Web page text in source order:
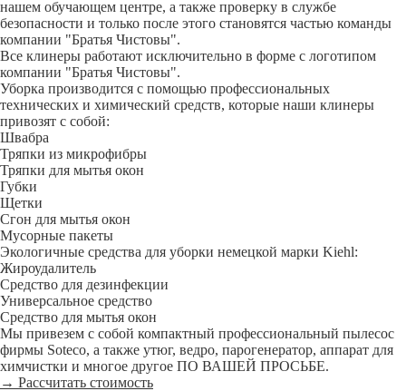
нашем обучающем центре, а также проверку в службе
безопасности и только после этого становятся частью команды
компании "Братья Чистовы".
Все клинеры работают исключительно в форме с логотипом
компании "Братья Чистовы".
Уборка производится с помощью профессиональных
технических и химический средств, которые наши клинеры
привозят с собой:
Швабра
Тряпки из микрофибры
Тряпки для мытья окон
Губки
Щетки
Сгон для мытья окон
Мусорные пакеты
Экологичные средства для уборки немецкой марки Kiehl:
Жироудалитель
Средство для дезинфекции
Универсальное средство
Средство для мытья окон
Мы привезем с собой компактный профессиональный пылесос
фирмы Soteco, а также утюг, ведро, парогенератор, аппарат для
химчистки и многое другое ПО ВАШЕЙ ПРОСЬБЕ.
→ Рассчитать стоимость